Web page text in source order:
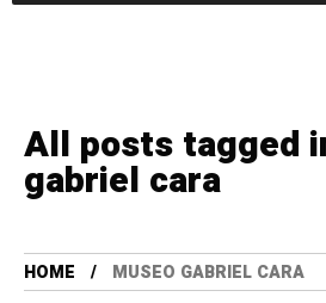
All posts tagged
gabriel cara
HOME MUSEO GABRIEL CARA